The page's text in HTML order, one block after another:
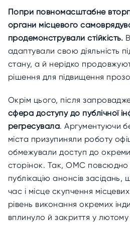
Попри повномасштабне
органи місцевого
продемонстрували стійкість.
адаптували свою діяльність
стану, а й нерідко
рішення для підвищення
Окрім цього, після
сфера доступу до публічної
регресувала. Аргументуючи
міста призупиняли роботу
обмежували доступ до
сторінок. Так, ОМС повсюдно
публікацію анонсів
час і місце скупчення
рівень виконання окремих
вплинуло й закриття у